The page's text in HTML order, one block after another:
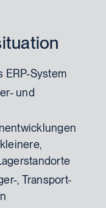
ERP-System
und
, Transport-